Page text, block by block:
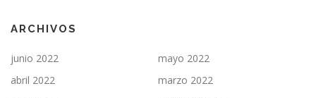
ARCHIVOS
junio 2022
mayo 2022
abril 2022
marzo 2022